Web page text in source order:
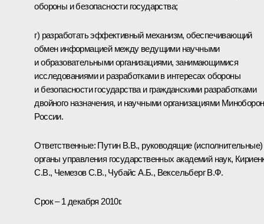
обороны и безопасности государства;
г) разработать эффективный механизм, обеспечивающий
обмен информацией между ведущими научными
и образовательными организациями, занимающимися
исследованиями и разработками в интересах обороны
и безопасности государства и гражданскими разработками
двойного назначения, и научными организациями
России.
Ответственные: Путин В.В., руководящие (исполнительные)
органы управления государственных академий наук,
С.В., Чемезов С.В., Чубайс А.Б., Вексельберг В.Ф.
Срок – 1 декабря 2010г.